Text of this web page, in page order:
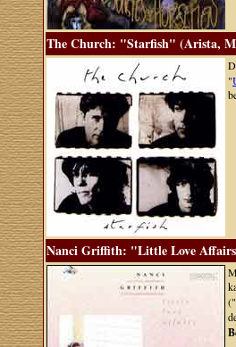
The Church: "Starfish" (Arista,
"
Nanci Griffith: "Little Love